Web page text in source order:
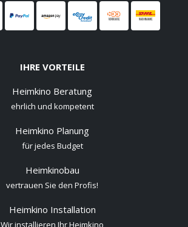
IHRE VORTEILE
Heimkino Beratung
ehrlich und kompetent
Heimkino Planung
für jedes Budget
Heimkinobau
vertrauen Sie den Profis!
Heimkino Installation
Wir installieren Ihr Heimkino